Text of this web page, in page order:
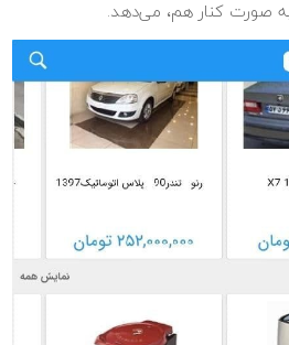
صورت کنار هم، می‌دهد.